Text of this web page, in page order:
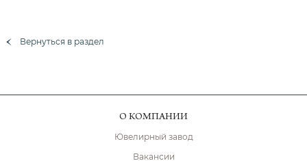
Вернуться в раздел
О КОМПАНИИ
Ювелирный завод
Вакансии